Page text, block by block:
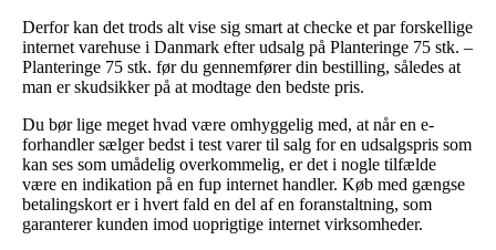
Derfor kan det trods alt vise sig smart at checke et par forskellige
internet varehuse i Danmark efter udsalg på Planteringe 75 stk. –
Planteringe 75 stk. før du gennemfører din bestilling, således at
man er skudsikker på at modtage den bedste pris.
Du bør lige meget hvad være omhyggelig med, at når en e-
forhandler sælger bedst i test varer til salg for en udsalgspris som
kan ses som umådelig overkommelig, er det i nogle tilfælde
være en indikation på en fup internet handler. Køb med gængse
betalingskort er i hvert fald en del af en foranstaltning, som
garanterer kunden imod uoprigtige internet virksomheder.